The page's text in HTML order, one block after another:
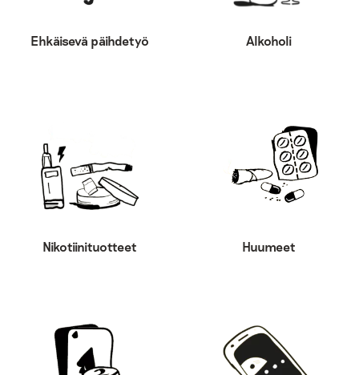
Ehkäisevä päihdetyö Alkoholi
Nikotiinituotteet Huumeet